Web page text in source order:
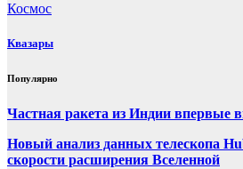
Космос
Квазары
Популярно
Частная ракета из Индии впервые
Новый анализ данных телескопа
скорости расширения Вселенной